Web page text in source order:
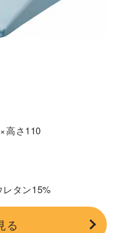
高さ110
タン15%
る